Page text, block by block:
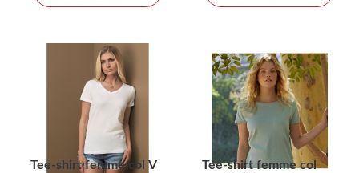
Tee-shirt femme col V
Tee-shirt femme col